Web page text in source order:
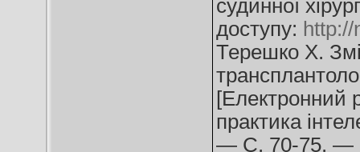
судинної
доступу:
Терешко Х.
[Електронний
практика
— С. 70-75. —